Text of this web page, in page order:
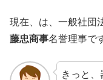
現在、は、一般社団
藤忠商事名誉理事で
きっと、